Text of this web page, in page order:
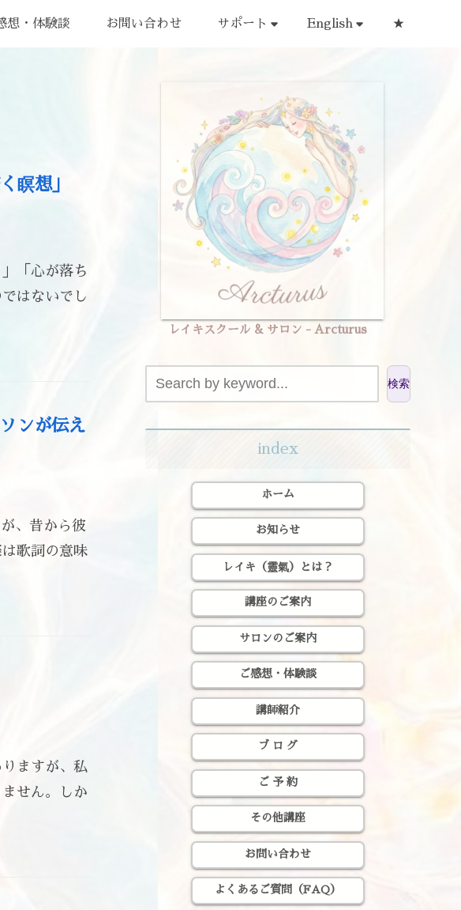
想・体験談 お問い合わせ サポート English ★
瞑想」
「心が落ち
はないでし
ンが伝え
、昔から彼
歌詞の意味
ますが、私
せん。しか
レイキスクール & サロン - Arcturus
検索
index
ホーム
お知らせ
レイキ（靈氣）とは？
講座のご案内
サロンのご案内
ご感想・体験談
講師紹介
ブ ロ グ
ご 予 約
その他講座
お問い合わせ
よくあるご質問（FAQ）